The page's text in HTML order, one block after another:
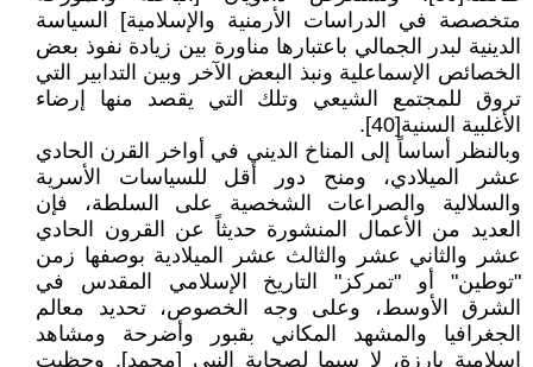
متخصصة في الدراسات الأرمنية والإسلامية] السياسة
الدينية لبدر الجمالي باعتبارها مناورة بين زيادة نفوذ بعض
الخصائص الإسماعلية ونبذ البعض الآخر وبين التدابير التي
تروق للمجتمع الشيعي وتلك التي يقصد منها إرضاء
الأغلبية السنية[40].
وبالنظر أساساً إلى المناخ الديني في أواخر القرن الحادي
عشر الميلادي، ومنح دور أقل للسياسات الأسرية
والسلالية والصراعات الشخصية على السلطة، فإن
العديد من الأعمال المنشورة حديثاً عن القرون الحادي
عشر والثاني عشر والثالث عشر الميلادية بوصفها زمن
"توطين" أو "تمركز" التاريخ الإسلامي المقدس في
الشرق الأوسط، وعلى وجه الخصوص، تحديد معالم
الجغرافيا والمشهد المكاني بقبور وأضرحة ومشاهد
إسلامية بارزة، لا سيما لصحابة النبي [محمد]. وحظيت